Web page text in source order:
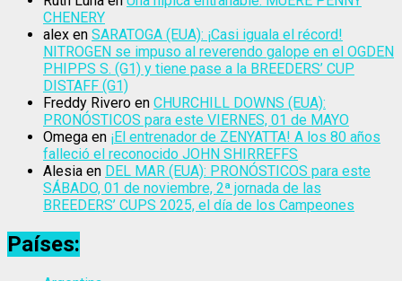
CHENERY
alex en SARATOGA (EUA): ¡Casi iguala el récord!
NITROGEN se impuso al reverendo galope en el OGDEN
PHIPPS S. (G1) y tiene pase a la BREEDERS’ CUP
DISTAFF (G1)
Freddy Rivero en CHURCHILL DOWNS (EUA):
PRONÓSTICOS para este VIERNES, 01 de MAYO
Omega en ¡El entrenador de ZENYATTA! A los 80 años
falleció el reconocido JOHN SHIRREFFS
Alesia en DEL MAR (EUA): PRONÓSTICOS para este
SÁBADO, 01 de noviembre, 2ª jornada de las
BREEDERS’ CUPS 2025, el día de los Campeones
Países: